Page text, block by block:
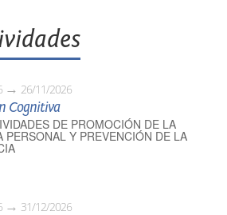
26/11/2026
Cognitiva
DE PROMOCIÓN DE LA
PERSONAL Y PREVENCIÓN DE LA
31/12/2026